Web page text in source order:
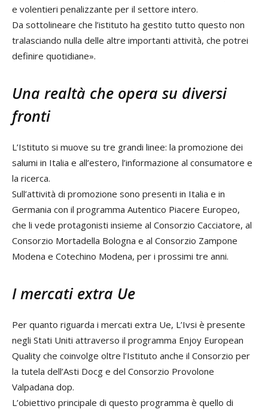
e volentieri penalizzante per il settore intero.
Da sottolineare che l’istituto ha gestito tutto questo non
tralasciando nulla delle altre importanti attività, che potrei
definire quotidiane».
Una realtà che opera su diversi
fronti
L’Istituto si muove su tre grandi linee: la promozione dei
salumi in Italia e all’estero, l’informazione al consumatore e
la ricerca.
Sull’attività di promozione sono presenti in Italia e in
Germania con il programma Autentico Piacere Europeo,
che li vede protagonisti insieme al Consorzio Cacciatore, al
Consorzio Mortadella Bologna e al Consorzio Zampone
Modena e Cotechino Modena, per i prossimi tre anni.
I mercati extra Ue
Per quanto riguarda i mercati extra Ue, L’Ivsi è presente
negli Stati Uniti attraverso il programma Enjoy European
Quality che coinvolge oltre l’Istituto anche il Consorzio per
la tutela dell’Asti Docg e del Consorzio Provolone
Valpadana dop.
L’obiettivo principale di questo programma è quello di